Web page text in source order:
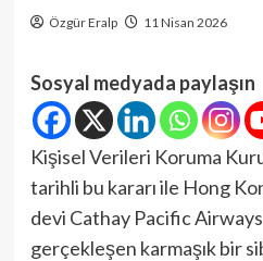
Özgür Eralp 11 Nisan 2026
Sosyal medyada paylaşın
Kişisel Verileri Koruma
tarihli bu kararı ile Hong
devi Cathay Pacific
gerçekleşen karmaşık bir